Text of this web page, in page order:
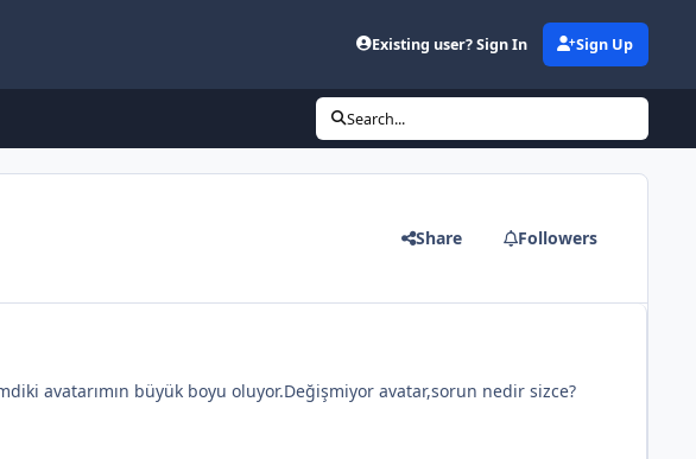
Existing user? Sign In Sign Up
Search...
Share Followers
avatarımın büyük boyu oluyor.Değişmiyor avatar,sorun nedir sizce?